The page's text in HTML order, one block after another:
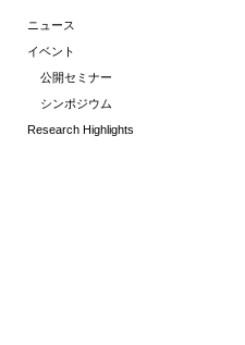
ニュース
イベント
公開セミナー
シンポジウム
Research Highlights